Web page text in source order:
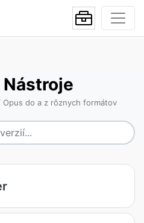
Nástroje
Opus do a z rôznych formátov